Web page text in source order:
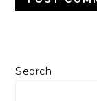
PRIMARY
Search